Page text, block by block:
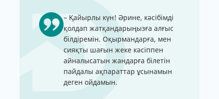
– Қайырлы күн! Әрине, кәсібімді
қолдап жатқандарыңызға алғыс
білдіремін. Оқырмандарға, мен
сияқты шағын жеке кәсіппен
айналысатын жандарға білетін
пайдалы ақпараттар ұсынамын
деген ойдамын.